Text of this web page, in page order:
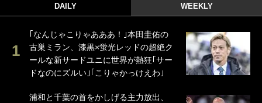
DAILY WEEKLY
｢なんじゃこりゃあああ！｣本田圭佑の
古巣ミラン、漆黒×蛍光レッドの超絶ク
ールな新サードユニに世界が熱狂｢サー
ドなのにズルい｣｢こりゃかっけえわ｣
浦和と千葉の首をかしげる主力放出、